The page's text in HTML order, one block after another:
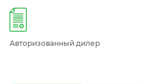
Авторизованный дилер